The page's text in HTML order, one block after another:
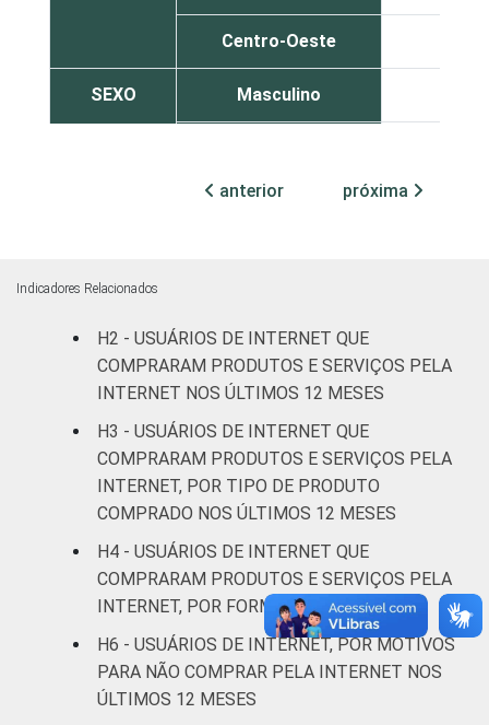
Centro-Oeste
SEXO Masculino
Branca
Amarela 75
Não respondeu 14
GRAU DE
INSTRUÇÃO
Analfabeto/Educação
Infantil
Fundamental 42
Médio 47
Superior
anterior próxima
Indicadores Relacionados
H2 - USUÁRIOS DE INTERNET QUE
COMPRARAM PRODUTOS E SERVIÇOS PELA
INTERNET NOS ÚLTIMOS 12 MESES
H3 - USUÁRIOS DE INTERNET QUE
COMPRARAM PRODUTOS E SERVIÇOS PELA
INTERNET, POR TIPO DE PRODUTO
COMPRADO NOS ÚLTIMOS 12 MESES
H4 - USUÁRIOS DE INTERNET QUE
COMPRARAM PRODUTOS E SERVIÇOS PELA
INTERNET, POR FORMA DE PAGAMENTO
H6 - USUÁRIOS DE INTERNET, POR MOTIVOS
PARA NÃO COMPRAR PELA INTERNET NOS
ÚLTIMOS 12 MESES